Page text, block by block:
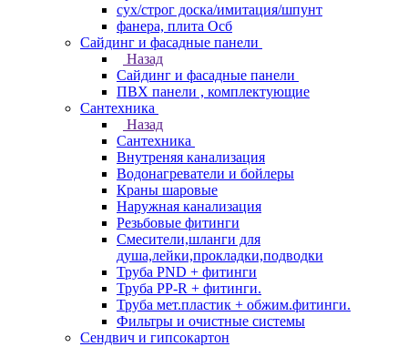
сух/строг доска/имитация/шпунт
фанера, плита Осб
Сайдинг и фасадные панели
Назад
Сайдинг и фасадные панели
ПВХ панели , комплектующие
Сантехника
Назад
Сантехника
Внутреняя канализация
Водонагреватели и бойлеры
Краны шаровые
Наружная канализация
Резьбовые фитинги
Смесители,шланги для
душа,лейки,прокладки,подводки
Труба PND + фитинги
Труба PP-R + фитинги.
Труба мет.пластик + обжим.фитинги.
Фильтры и очистные системы
Сендвич и гипсокартон